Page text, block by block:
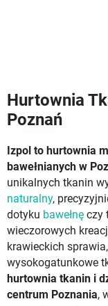
Hurtownia
Poznań
Izpol to hurtownia
bawełnianych w
unikalnych tkanin
naturalny,
dotyku bawełnę czy
wieczorowych
krawieckich
wysokogatunkowe
hurtownia tkanin i
centrum Poznania,